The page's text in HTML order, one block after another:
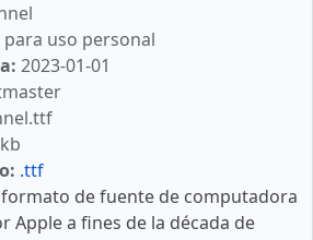
uso personal
2023-01-01
.ttf
formato de fuente de computadora
Apple a fines de la década de